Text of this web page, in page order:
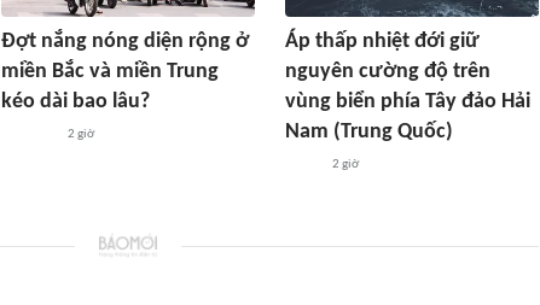
Đợt nắng nóng diện rộng ở
miền Bắc và miền Trung
kéo dài bao lâu?
2 giờ
Áp thấp nhiệt đới giữ
nguyên cường độ trên
vùng biển phía Tây đảo Hải
Nam (Trung Quốc)
2 giờ